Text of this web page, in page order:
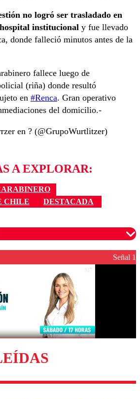
no logró ser trasladado en
institucional y fue llevado
donde falleció minutos antes de la
fallece luego de
(riña) donde resultó
en #Renca. Gran operativo
del domicilio.-
en ? (@GrupoWurtlitzer)
A EXPLORAR:
CHILE
DESTACADA
son moderados para garantizar un
diálogo respetuoso.
Enviar comentario
Señal 1